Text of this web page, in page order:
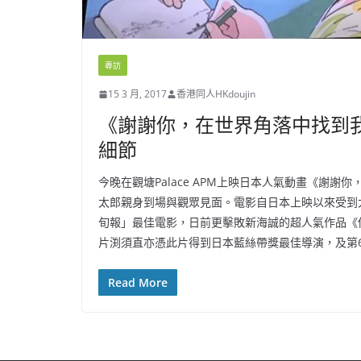
專訪
15 3 月, 2017 香港同人HKdoujin
《謝謝你，在世界角落中找
細節
今晚在觀塘Palace APM上映日本人氣動畫《謝謝你
太郎親身到場與觀眾見面。電影自日本上映以來受
旬報」最佳電影，日前更擊敗新海誠的超人氣作品
片渕須直亦憑此片得到日本藍絲帶獎最佳導演，及
Read More